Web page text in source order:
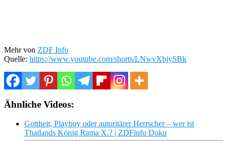
Mehr von ZDF Info
Quelle: https://www.youtube.com/shorts/LNwvXbjySBk
Ähnliche Videos:
Gottheit, Playboy oder autoritärer Herrscher – wer ist
Thailands König Rama X.? | ZDFinfo Doku